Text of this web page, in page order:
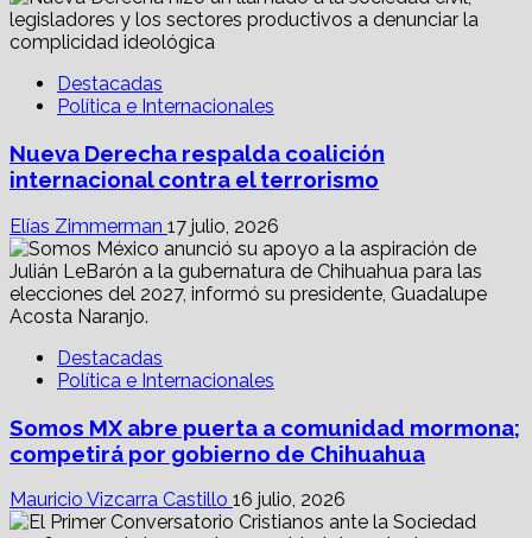
Destacadas
Política e Internacionales
Nueva Derecha respalda coalición
internacional contra el terrorismo
Elías Zimmerman 17 julio, 2026
Destacadas
Política e Internacionales
Somos MX abre puerta a comunidad mormona;
competirá por gobierno de Chihuahua
Mauricio Vizcarra Castillo 16 julio, 2026